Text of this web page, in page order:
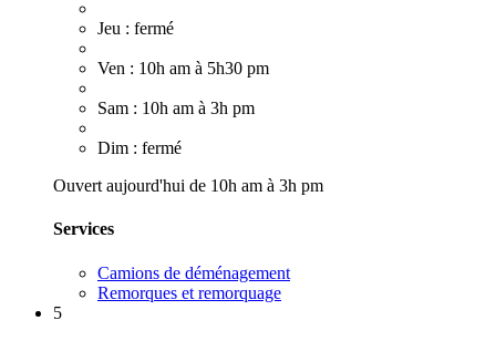
Jeu : fermé
Ven : 10h am à 5h30 pm
Sam : 10h am à 3h pm
Dim : fermé
Ouvert aujourd'hui de 10h am à 3h pm
Services
Camions de déménagement
Remorques et remorquage
5